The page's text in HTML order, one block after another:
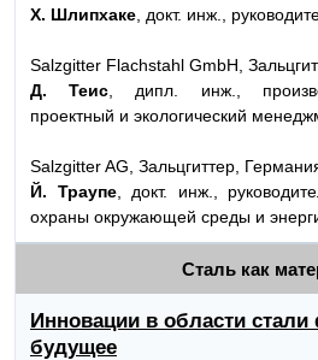
Х. Шлипхаке , докт. инж.,
Salzgitter Flachstahl GmbH,
Д. Теис , дипл. инж.,
проектный и экологический
Salzgitter AG, Зальцгиттер,
Й. Траупе, докт. инж.,
охраны окружающей среды и
Сталь как
Инновации в области
будущее